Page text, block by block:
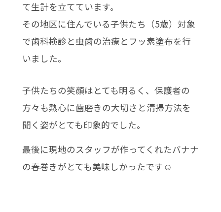
て生計を立てています。
その地区に住んでいる子供たち（5歳）対象
で歯科検診と虫歯の治療とフッ素塗布を行
いました。
子供たちの笑顔はとても明るく、保護者の
方々も熱心に歯磨きの大切さと清掃方法を
聞く姿がとても印象的でした。
最後に現地のスタッフが作ってくれたバナナ
の春巻きがとても美味しかったです☺